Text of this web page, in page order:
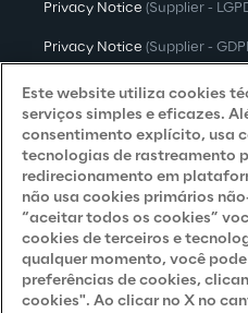
Privacy Notice (Supplier -
Privacy Notice (Supplier -
Privacy Notice (Candidate -
Privacy Notice (Candidate -
Privacy Notice(Marketing)
Accessibility Statement
Careers
Este website utiliza cookies
serviços simples e eficazes.
consentimento explícito, usa
tecnologias de rastreamento
redirecionamento em
não usa cookies primários
“aceitar todos os cookies”
cookies de terceiros e
qualquer momento, você
preferências de cookies,
cookies". Ao clicar no X no